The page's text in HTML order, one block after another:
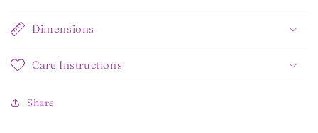
Dimensions
Care Instructions
Share